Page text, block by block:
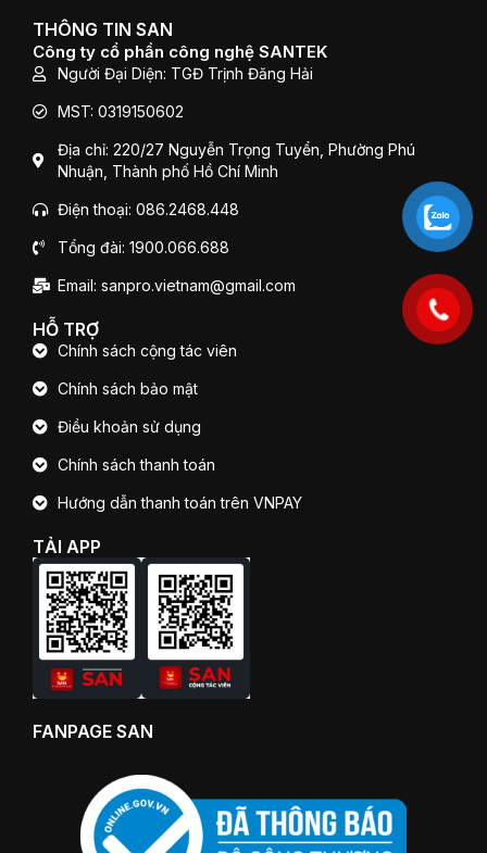
o
o
k
e
r
b
e
THÔNG TIN SAN
Công ty cổ phần công nghệ SANTEK
Người Đại Diện: TGĐ Trịnh Đăng Hải
MST: 0319150602
Địa chỉ: 220/27 Nguyễn Trọng Tuyển, Phường Phú
Nhuận, Thành phố Hồ Chí Minh
Điện thoại: 086.2468.448
Tổng đài: 1900.066.688
Email: sanpro.vietnam@gmail.com
HỖ TRỢ
Chính sách cộng tác viên
Chính sách bảo mật
Điều khoản sử dụng
Chính sách thanh toán
Hướng dẫn thanh toán trên VNPAY
TẢI APP
FANPAGE SAN